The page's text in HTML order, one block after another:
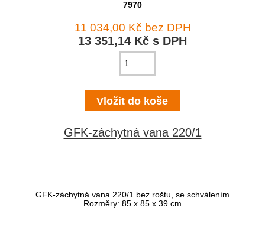
7970
11 034,00 Kč bez DPH
13 351,14 Kč s DPH
GFK-záchytná vana 220/1
GFK-záchytná vana 220/1 bez roštu, se schválením
Rozměry: 85 x 85 x 39 cm